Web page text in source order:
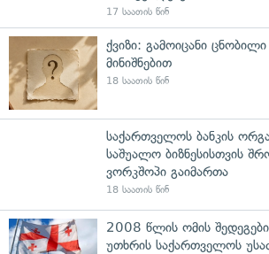
17 საათის წინ
ქვიზი: გამოიცანი
მინიშნებით
18 საათის წინ
საქართველოს ბანკის
საშუალო ბიზნესისთვის
ვორკშოპი გაიმართა
18 საათის წინ
2008 წლის ომის
უთხრის საქართველოს